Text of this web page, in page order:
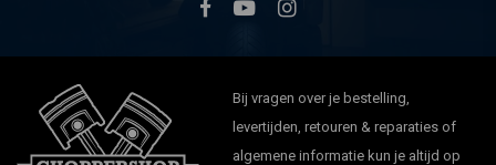
Bij vragen over je bestelling,
levertijden, retouren & reparaties of
algemene informatie kun je altijd op